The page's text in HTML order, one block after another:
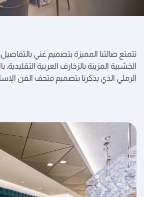
تتمتع صالتنا المميزة بتصميم غني
الخشبية المزينة بالزخارف العربية التقليدية،
الرملي الذي يذكرنا بتصميم متحف الفن